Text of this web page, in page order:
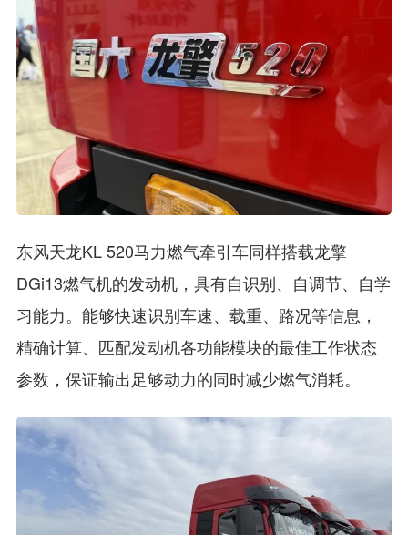
东风天龙KL 520马力燃气牵引车同样搭载龙擎
DGi13燃气机的发动机，具有自识别、自调节、自学
习能力。能够快速识别车速、载重、路况等信息，
精确计算、匹配发动机各功能模块的最佳工作状态
参数，保证输出足够动力的同时减少燃气消耗。